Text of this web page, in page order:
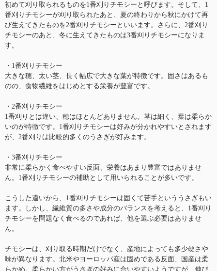
初めて刈り取られるものを1番刈りチモシーと呼びます。そして、1
番刈りチモシーが刈り取られたあと、夏の終わりから秋にかけて再
び生えてきたものを2番刈りチモシーといいます。さらに、2番刈り
チモシーのあと、冬に生えてきたものは3番刈りチモシーになりま
す。
・1番刈りチモシー
大きな穂、太い茎、長く幅広で大きな葉が特徴です。固さはあるも
のの、食物繊維をはじめとする栄養が豊富です。
・2番刈りチモシー
1番刈りとは違い、穂はほとんどありません。茎は細く、葉は柔らか
いのが特徴です。1番刈りチモシーは好みが分かれやすいとされます
が、2番刈りは比較的多くのうさぎが好みます。
・3番刈りチモシー
非常に柔らかく食べやすい反面、栄養はあまり豊富ではありませ
ん。1番刈りチモシーの補助として用いられることが多いです。
こうした違いから、1番刈りチモシーは固くて苦手といううさぎもい
ます。しかし、繊維質の多さや成分のバランスを考えると、1番刈り
チモシーを問題なく食べるのであれば、他を選ぶ必要はありませ
ん。
チモシーは、刈り取る時期だけでなく、産地によっても多少硬さや
味が異なります。北米やヨーロッパ産は固めである反面、国産は柔
らかめ。柔らかい方がうさぎの好みに合いやすいようですが、伸び